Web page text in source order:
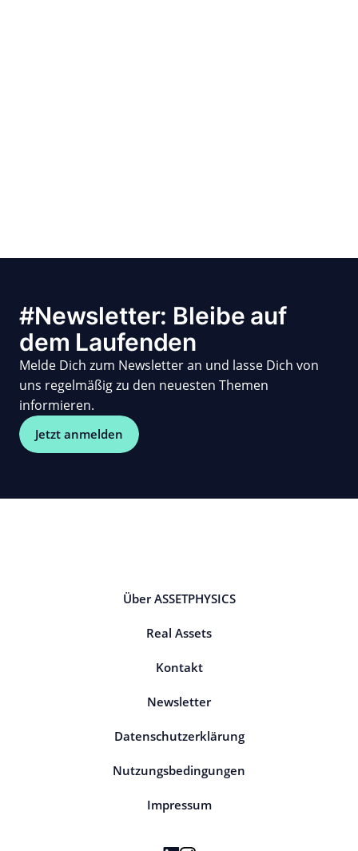
#Newsletter: Bleibe auf
dem Laufenden
Melde Dich zum Newsletter an und lasse Dich von
uns regelmäßig zu den neuesten Themen
informieren.
Jetzt anmelden
Über ASSETPHYSICS
Real Assets
Kontakt
Newsletter
Datenschutzerklärung
Nutzungsbedingungen
Impressum